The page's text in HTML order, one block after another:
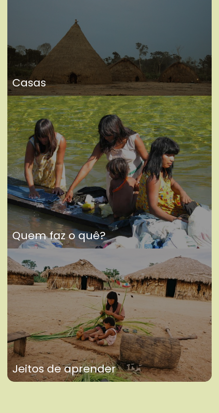
Casas
Quem faz o quê?
Jeitos de aprender